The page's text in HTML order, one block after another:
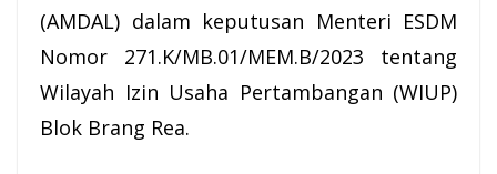
(AMDAL) dalam keputusan Menteri ESDM
Nomor 271.K/MB.01/MEM.B/2023 tentang
Wilayah Izin Usaha Pertambangan (WIUP)
Blok Brang Rea.